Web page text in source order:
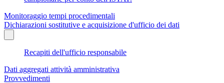
Monitoraggio tempi procedimentali
Dichiarazioni sostitutive e acquisizione d'ufficio dei dati
Recapiti dell'ufficio responsabile
Dati aggregati attività amministrativa
Provvedimenti